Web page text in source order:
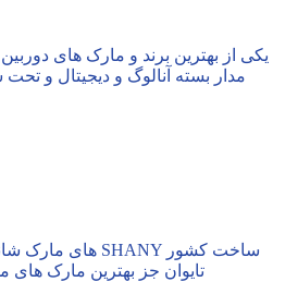
مدار بسته آنالوگ و دیجیتال و
تایوان جز بهترین مارک های